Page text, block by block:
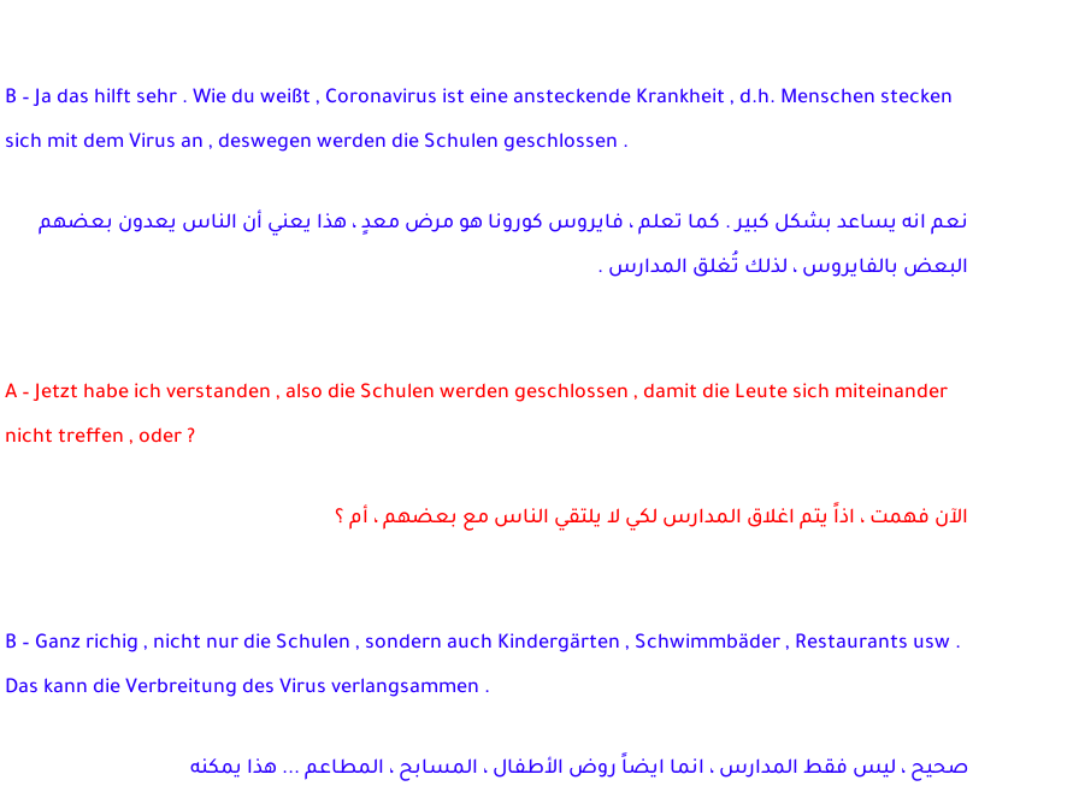
B – Ja das hilft sehr . Wie du weißt , Coronavirus ist eine ansteckende Krankheit , d.h. Menschen stecken
sich mit dem Virus an , deswegen werden die Schulen geschlossen .
نعم انه يساعد بشكل كبير . كما تعلم ، فايروس كورونا هو مرض معدٍ ، هذا يعني أن الناس يعدون بعضهم
البعض بالفايروس ، لذلك تُغلق المدارس .
A – Jetzt habe ich verstanden , also die Schulen werden geschlossen , damit die Leute sich miteinander
nicht treffen , oder ?
الآن فهمت ، اذاً يتم اغلاق المدارس لكي لا يلتقي الناس مع بعضهم ، أم ؟
B – Ganz richig , nicht nur die Schulen , sondern auch Kindergärten , Schwimmbäder , Restaurants usw .
Das kann die Verbreitung des Virus verlangsammen .
صحيح ، ليس فقط المدارس ، انما ايضاً روض الأطفال ، المسابح ، المطاعم ... هذا يمكنه